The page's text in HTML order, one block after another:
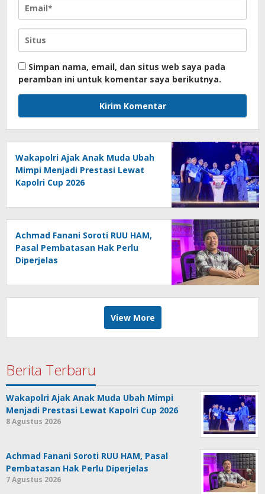
Simpan nama, email, dan situs web saya pada
peramban ini untuk komentar saya berikutnya.
Wakapolri Ajak Anak Muda Ubah
Mimpi Menjadi Prestasi Lewat
Kapolri Cup 2026
Achmad Fanani Soroti RUU HAM,
Pasal Pembatasan Hak Perlu
Diperjelas
View More
Berita Terbaru
Wakapolri Ajak Anak Muda Ubah Mimpi
Menjadi Prestasi Lewat Kapolri Cup 2026
8 Agustus 2026
Achmad Fanani Soroti RUU HAM, Pasal
Pembatasan Hak Perlu Diperjelas
7 Agustus 2026